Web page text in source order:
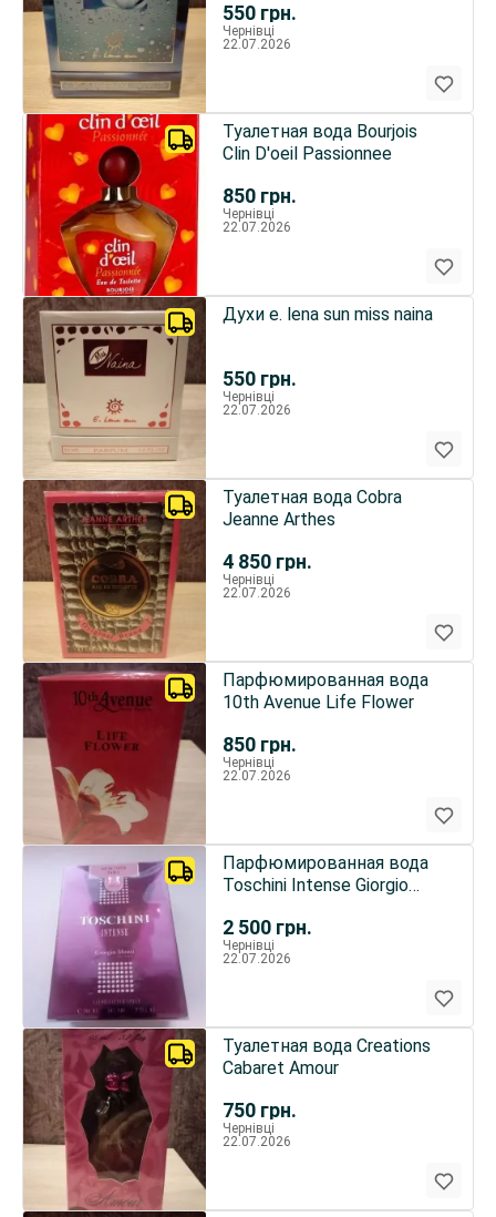
550 грн.
Чернівці
22.07.2026
850 грн.
Туалетная вода Bourjois
Clin D'oeil Passionnee
Чернівці
22.07.2026
550 грн.
Духи e. lena sun miss naina
Чернівці
22.07.2026
4 850 грн.
Туалетная вода Cobra
Jeanne Arthes
Чернівці
22.07.2026
850 грн.
Парфюмированная вода
10th Avenue Life Flower
Чернівці
22.07.2026
2 500 грн.
Парфюмированная вода
Toschini Intense Giorgio
Чернівці
22.07.2026
750 грн.
Туалетная вода Creations
Cabaret Amour
Чернівці
22.07.2026